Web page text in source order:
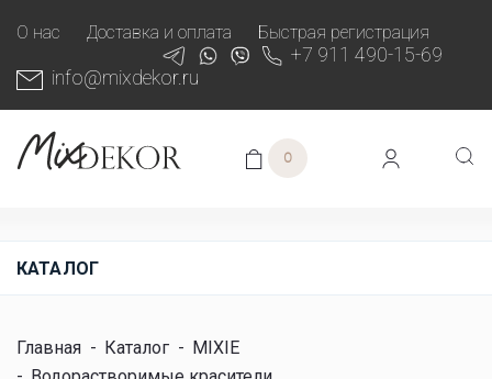
О нас Доставка и оплата Быстрая регистрация
+7 911 490-15-69
info@mixdekor.ru
0
КАТАЛОГ
Главная - Каталог - MIXIE